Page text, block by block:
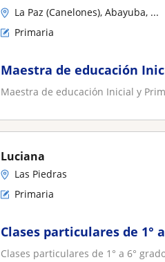
La Paz (Canelones), Abayuba, ...
Primaria
Maestra de educación
Maestra de educación Inicial y
Luciana
Las Piedras
Primaria
Clases particulares de 1°
Clases particulares de 1° a 6°